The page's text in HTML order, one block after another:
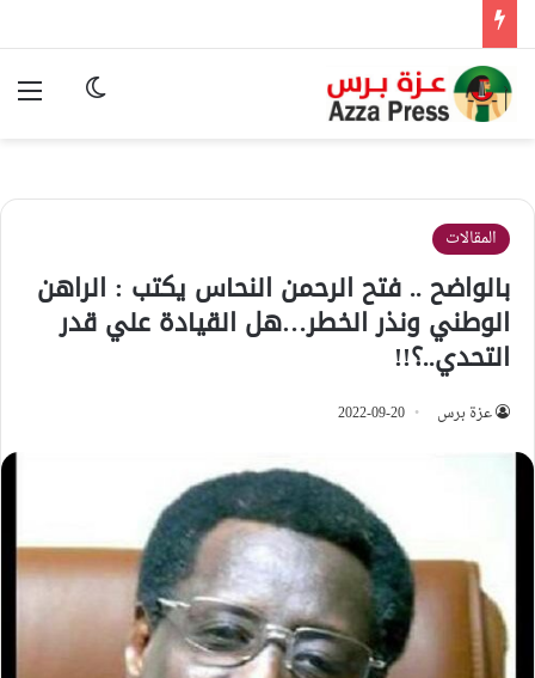
الوضع
المقالات
بالواضح .. فتح الرحمن النحاس يكتب : الراهن
الوطني ونذر الخطر…هل القيادة علي قدر
التحدي..؟!!
عزة برس 2022-09-20